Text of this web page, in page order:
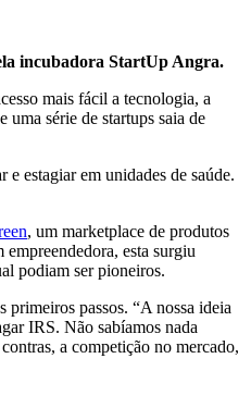
incubadora StartUp Angra.
mais fácil a tecnologia, a
uma série de startups saia de
estagiar em unidades de saúde.
, um marketplace de produtos
esta surgiu
podiam ser pioneiros.
passos. “A nossa ideia
IRS. Não sabíamos nada
a competição no mercado,